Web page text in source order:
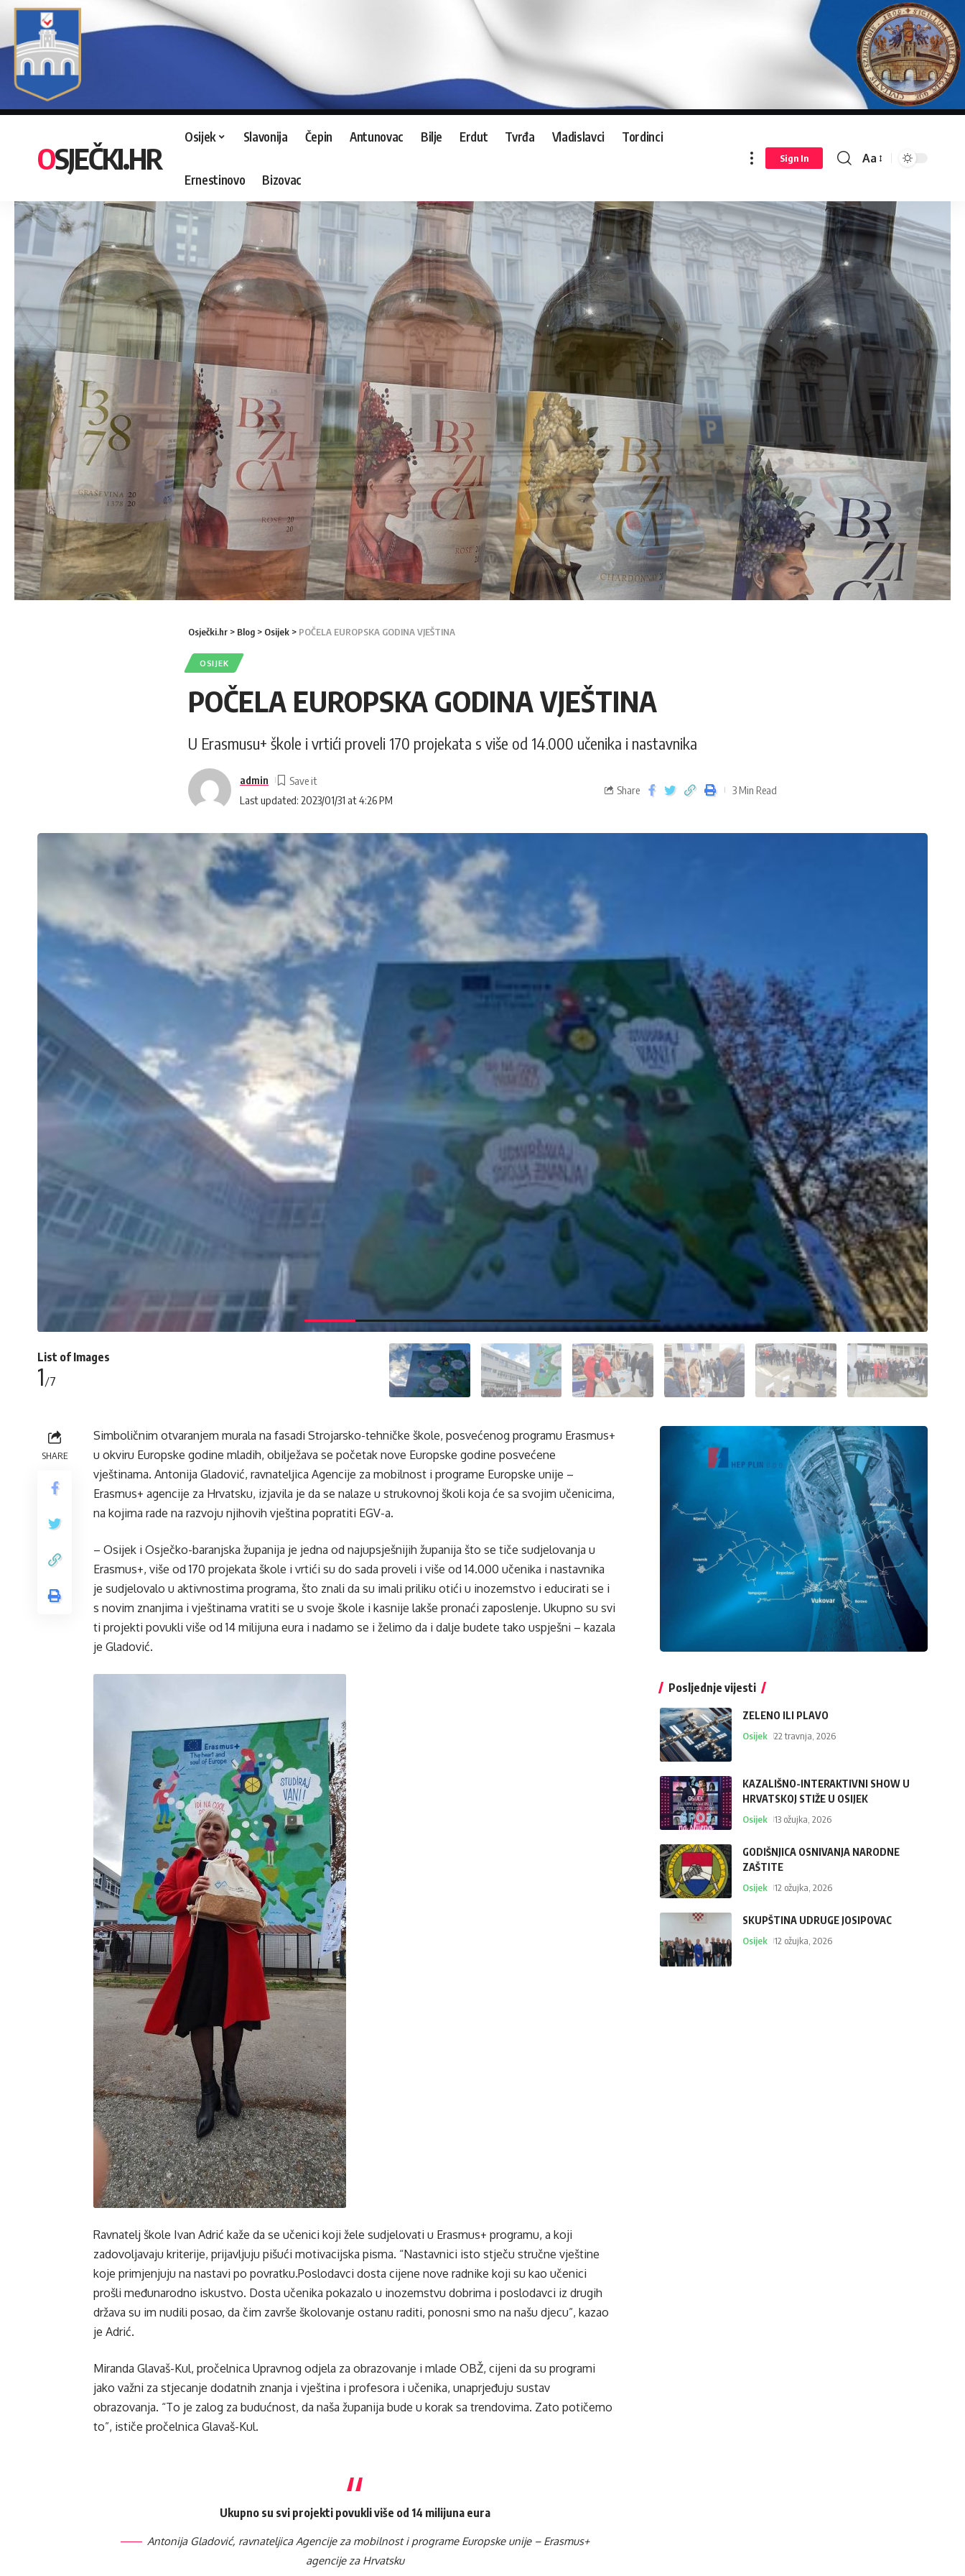
OSJEČKI.HR
Osijek Slavonija Čepin Antunovac Bilje Erdut Tvrđa Vladislavci Tordinci
Ernestinovo Bizovac
Sign In Aa
Osječki.hr > Blog > Osijek > POČELA EUROPSKA GODINA VJEŠTINA
OSIJEK
POČELA EUROPSKA GODINA VJEŠTINA
U Erasmusu+ škole i vrtići proveli 170 projekata s više od 14.000 učenika i nastavnika
Last updated: 2023/01/31 at 4:26 PM
admin
Share 3 Min Read
List of Images
1/7
SHARE
Simboličnim otvaranjem murala na fasadi Strojarsko-tehničke škole, posvećenog programu Erasmus+
u okviru Europske godine mladih, obilježava se početak nove Europske godine posvećene
vještinama. Antonija Gladović, ravnateljica Agencije za mobilnost i programe Europske unije –
Erasmus+ agencije za Hrvatsku, izjavila je da se nalaze u strukovnoj školi koja će sa svojim učenicima,
na kojima rade na razvoju njihovih vještina popratiti EGV-a.
– Osijek i Osječko-baranjska županija je jedna od najupsješnijih županija što se tiče sudjelovanja u
Erasmus+, više od 170 projekata škole i vrtići su do sada proveli i više od 14.000 učenika i nastavnika
je sudjelovalo u aktivnostima programa, što znali da su imali priliku otići u inozemstvo i educirati se i
s novim znanjima i vještinama vratiti se u svoje škole i kasnije lakše pronaći zaposlenje. Ukupno su svi
ti projekti povukli više od 14 milijuna eura i nadamo se i želimo da i dalje budete tako uspješni – kazala
je Gladović.
Ravnatelj škole Ivan Adrić kaže da se učenici koji žele sudjelovati u Erasmus+ programu, a koji
zadovoljavaju kriterije, prijavljuju pišući motivacijska pisma. “Nastavnici isto stječu stručne vještine
koje primjenjuju na nastavi po povratku.Poslodavci dosta cijene nove radnike koji su kao učenici
prošli međunarodno iskustvo. Dosta učenika pokazalo u inozemstvu dobrima i poslodavci iz drugih
država su im nudili posao, da čim završe školovanje ostanu raditi, ponosni smo na našu djecu”, kazao
je Adrić.
Miranda Glavaš-Kul, pročelnica Upravnog odjela za obrazovanje i mlade OBŽ, cijeni da su programi
jako važni za stjecanje dodatnih znanja i vještina i profesora i učenika, unaprjeđuju sustav
obrazovanja. “To je zalog za budućnost, da naša županija bude u korak sa trendovima. Zato potičemo
to”, ističe pročelnica Glavaš-Kul.
Ukupno su svi projekti povukli više od 14 milijuna eura
Antonija Gladović, ravnateljica Agencije za mobilnost i programe Europske unije – Erasmus+
agencije za Hrvatsku
Posljednje vijesti
ZELENO ILI PLAVO
Osijek 22 travnja, 2026
KAZALIŠNO-INTERAKTIVNI SHOW U
HRVATSKOJ STIŽE U OSIJEK
Osijek 13 ožujka, 2026
GODIŠNJICA OSNIVANJA NARODNE
ZAŠTITE
Osijek 12 ožujka, 2026
SKUPŠTINA UDRUGE JOSIPOVAC
Osijek 12 ožujka, 2026